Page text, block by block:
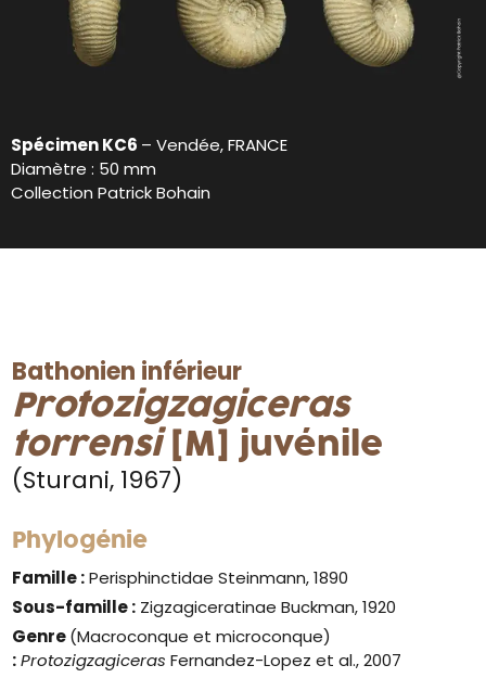
Spécimen KC6 – Vendée, FRANCE
Diamètre : 50 mm
Collection Patrick Bohain
Bathonien inférieur
Protozigzagiceras
torrensi[M] juvénile
(Sturani, 1967)
Phylogénie
Famille :Perisphinctidae Steinmann, 1890
Sous-famille : Zigzagiceratinae Buckman, 1920
Genre(Macroconque et microconque)
: Protozigzagiceras Fernandez-Lopez et al., 2007